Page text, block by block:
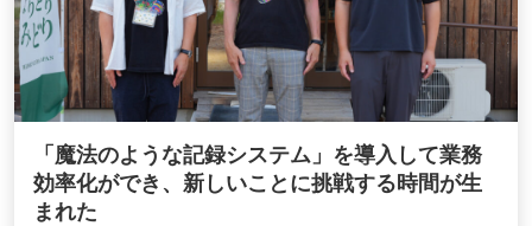
「魔法のような記録システム」を導入して業務
効率化ができ、新しいことに挑戦する時間が生
まれた